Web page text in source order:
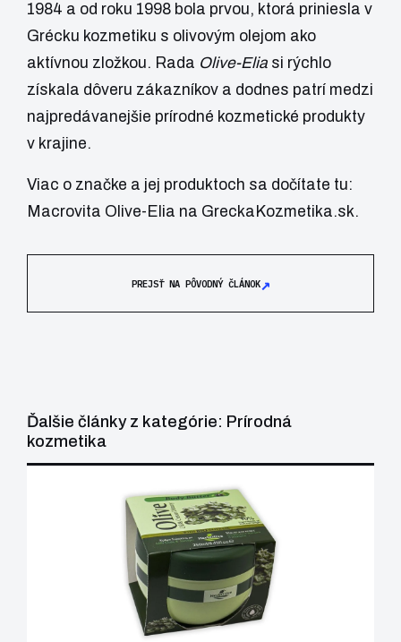
1984 a od roku 1998 bola prvou, ktorá priniesla v
Grécku kozmetiku s olivovým olejom ako
aktívnou zložkou. Rada Olive-Elia si rýchlo
získala dôveru zákazníkov a dodnes patrí medzi
najpredávanejšie prírodné kozmetické produkty
v krajine.
Viac o značke a jej produktoch sa dočítate tu:
Macrovita Olive-Elia na GreckaKozmetika.sk.
PREJSŤ NA PÔVODNÝ ČLÁNOK↗
Ďalšie články z kategórie: Prírodná
kozmetika